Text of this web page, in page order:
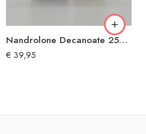
Nandrolone Decanoate 250 by UNIQUE PHARMA
€ 39,95